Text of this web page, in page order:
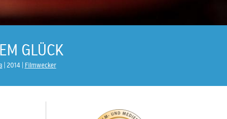
GLÜCK
2014 Filmwecker